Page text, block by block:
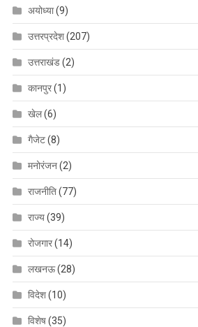
अयोध्या(9)
उत्तरप्रदेश(207)
उत्तराखंड(2)
कानपुर(1)
खेल(6)
गैजेट(8)
मनोरंजन(2)
राजनीति(77)
राज्य(39)
रोजगार(14)
लखनऊ(28)
विदेश(10)
विशेष(35)